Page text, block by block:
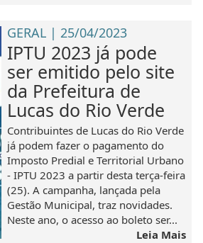
GERAL | 25/04/2023
IPTU 2023 já pode
ser emitido pelo site
da Prefeitura de
Lucas do Rio Verde
Contribuintes de Lucas do Rio Verde
já podem fazer o pagamento do
Imposto Predial e Territorial Urbano
- IPTU 2023 a partir desta terça-feira
(25). A campanha, lançada pela
Gestão Municipal, traz novidades.
Neste ano, o acesso ao boleto ser...
Leia Mais